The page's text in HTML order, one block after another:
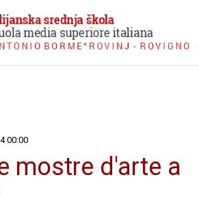
00:00
mostre d'arte a